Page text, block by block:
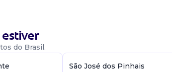
do Brasil.
São José dos Pinhais